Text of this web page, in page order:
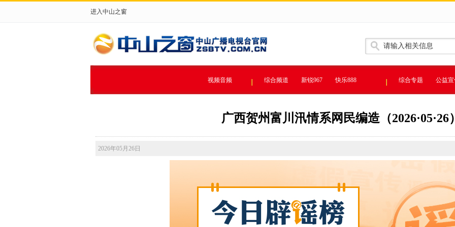
进入中山之窗
视频音频 综合频道 新锐967 快乐888 综合专题 公益
广西贺州富川汛情系网民编造（2026·05·26
2026年05月26日